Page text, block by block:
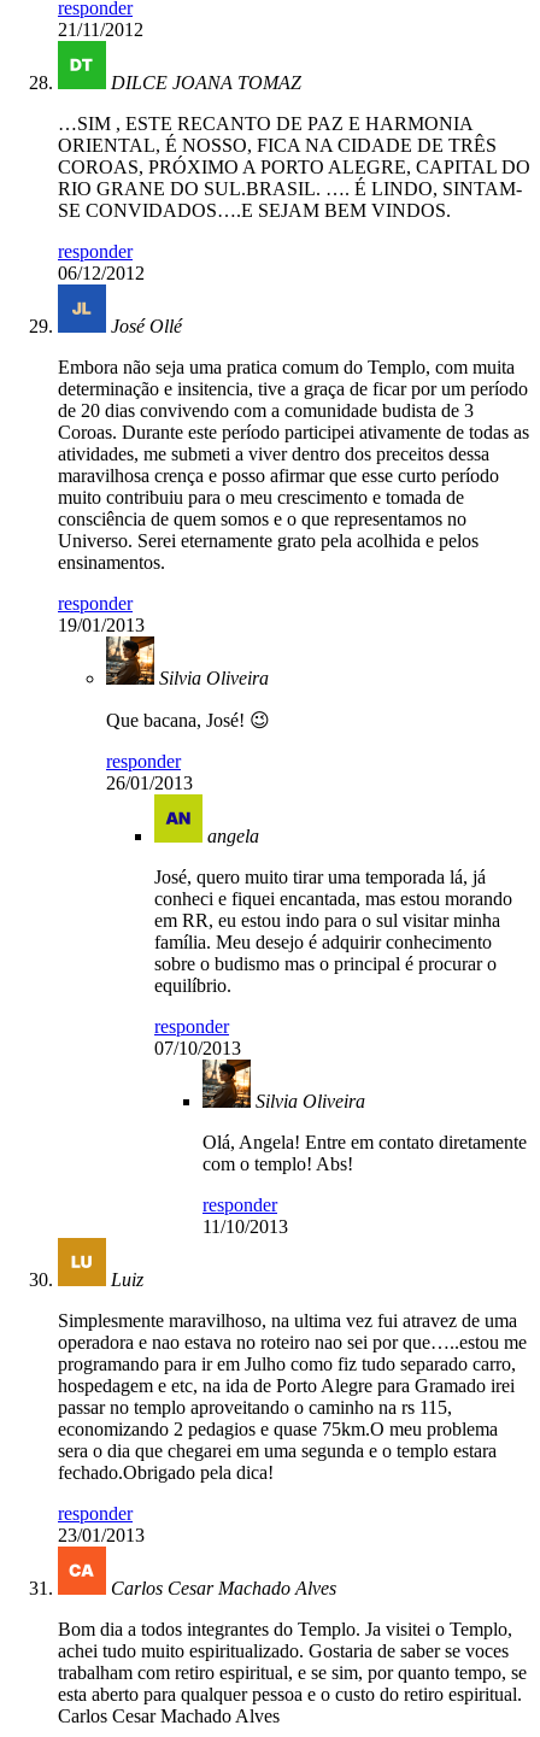
responder
21/11/2012
DILCE JOANA TOMAZ
…SIM , ESTE RECANTO DE PAZ E HARMONIA
ORIENTAL, É NOSSO, FICA NA CIDADE DE TRÊS
COROAS, PRÓXIMO A PORTO ALEGRE, CAPITAL DO
RIO GRANE DO SUL.BRASIL. …. É LINDO, SINTAM-
SE CONVIDADOS….E SEJAM BEM VINDOS.
responder
06/12/2012
José Ollé
Embora não seja uma pratica comum do Templo, com muita
determinação e insitencia, tive a graça de ficar por um período
de 20 dias convivendo com a comunidade budista de 3
Coroas. Durante este período participei ativamente de todas as
atividades, me submeti a viver dentro dos preceitos dessa
maravilhosa crença e posso afirmar que esse curto período
muito contribuiu para o meu crescimento e tomada de
consciência de quem somos e o que representamos no
Universo. Serei eternamente grato pela acolhida e pelos
ensinamentos.
responder
19/01/2013
Silvia Oliveira
Que bacana, José! 😉
responder
26/01/2013
angela
José, quero muito tirar uma temporada lá, já
conheci e fiquei encantada, mas estou morando
em RR, eu estou indo para o sul visitar minha
família. Meu desejo é adquirir conhecimento
sobre o budismo mas o principal é procurar o
equilíbrio.
responder
07/10/2013
Silvia Oliveira
Olá, Angela! Entre em contato diretamente
com o templo! Abs!
responder
11/10/2013
Luiz
Simplesmente maravilhoso, na ultima vez fui atravez de uma
operadora e nao estava no roteiro nao sei por que…..estou me
programando para ir em Julho como fiz tudo separado carro,
hospedagem e etc, na ida de Porto Alegre para Gramado irei
passar no templo aproveitando o caminho na rs 115,
economizando 2 pedagios e quase 75km.O meu problema
sera o dia que chegarei em uma segunda e o templo estara
fechado.Obrigado pela dica!
responder
23/01/2013
Carlos Cesar Machado Alves
Bom dia a todos integrantes do Templo. Ja visitei o Templo,
achei tudo muito espiritualizado. Gostaria de saber se voces
trabalham com retiro espiritual, e se sim, por quanto tempo, se
esta aberto para qualquer pessoa e o custo do retiro espiritual.
Carlos Cesar Machado Alves